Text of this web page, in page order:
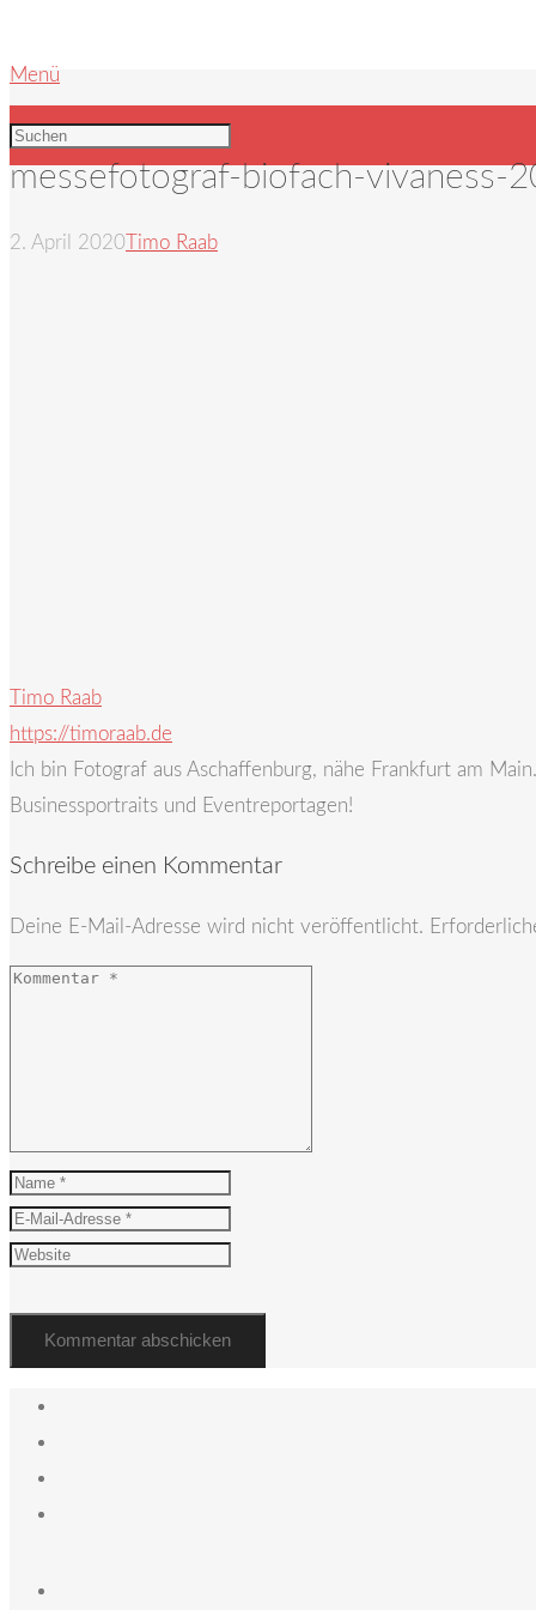
Menü
messefotograf-biofach-vivaness-
2. April 2020 Timo Raab
Timo Raab
https://timoraab.de
Ich bin Fotograf aus Aschaffenburg, nähe Frankfurt am
Businessportraits und Eventreportagen!
Schreibe einen Kommentar
Deine E-Mail-Adresse wird nicht veröffentlicht.